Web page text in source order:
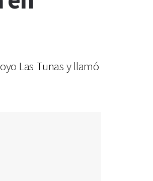
Las Tunas y llamó